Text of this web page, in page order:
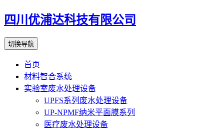
四川优浦达科技有限公司
切换导航
首页
材料智合系统
实验室废水处理设备
UPFS系列废水处理设备
UP-NPMF纳米平面膜系列
医疗废水处理设备